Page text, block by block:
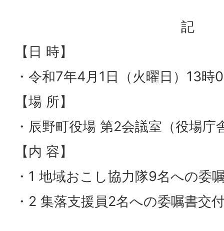
記
【日 時】
・令和7年4月1日（火曜日）13時
【場 所】
・辰野町役場 第2会議室（役場庁
【内 容】
・1 地域おこし協力隊9名への委
・2 集落支援員2名への委嘱書交